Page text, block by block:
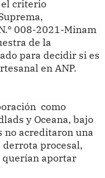
el criterio
008-2021-Minam
de la
para decidir si es
en ANP.
como
y Oceana, bajo
no acreditaron una
derrota procesal,
aportar